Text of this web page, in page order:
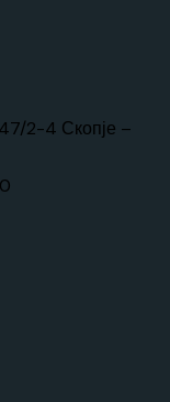
2-4 Скопје –